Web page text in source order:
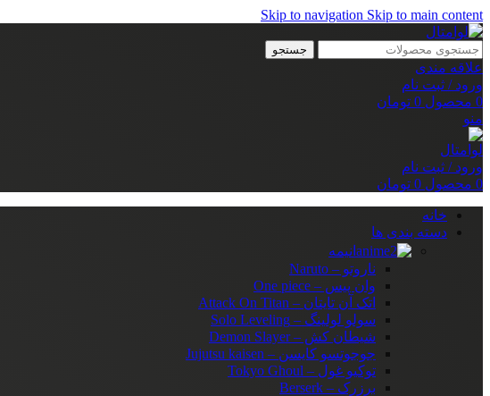
Skip to navigation Skip to main content
جستجو
علاقه مندی
ورود / ثبت نام
0 محصول 0 تومان
منو
ورود / ثبت نام
0 محصول 0 تومان
خانه
دسته بندی ها
انیمه
ناروتو – Naruto
وان پیس – One piece
اتک آن تایتان – Attack On Titan
سولو لولینگ – Solo Leveling
شیطان کش – Demon Slayer
جوجوتسو کایسن – Jujutsu kaisen
توکیو غول – Tokyo Ghoul
برزرک – Berserk